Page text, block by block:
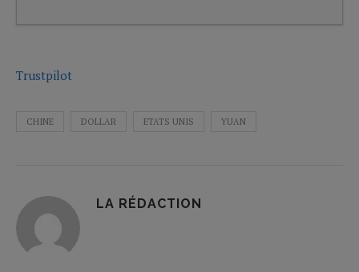
Trustpilot
CHINE DOLLAR ETATS UNIS YUAN
LA RÉDACTION